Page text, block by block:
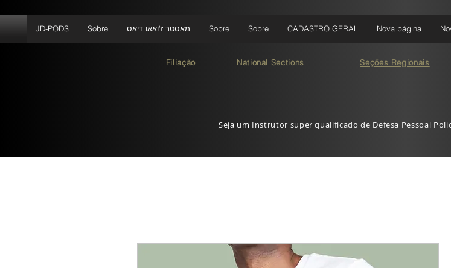
Filiação National Sections Seções Regionais
Seja um Instrutor super qualificado de Defesa Pessoal
JD-PODS Sobre מאסטר ז'ואאו דיאס Sobre Sobre CADASTRO GERAL Nova página